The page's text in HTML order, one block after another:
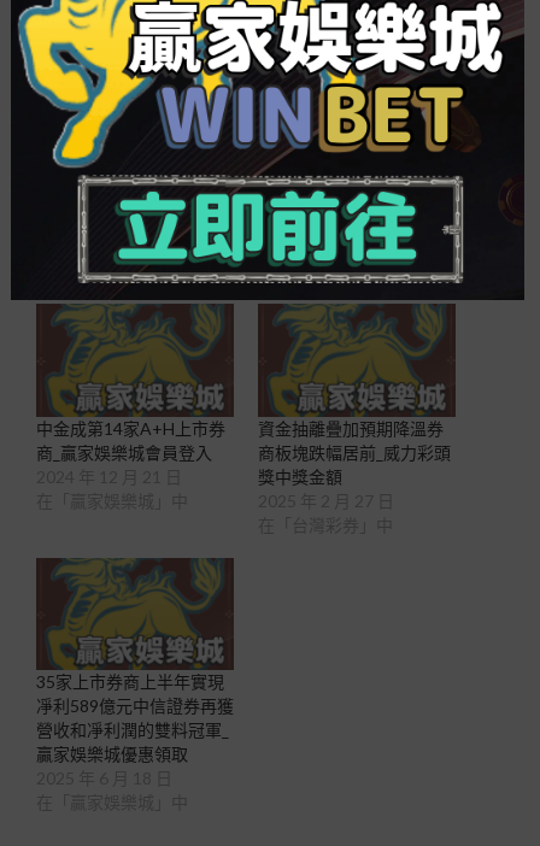
券商股大漲后，或是大盤指數的上漲。 此外，
券商轉型財富控制，加上強力投入金融科技賦能，
業台灣彩劵績預期更是向好。財富控制轉型預期向
好的機構顯著受到資本
539開獎號碼 青睞，例如東方
證券等個股漲勢如虹，8月2日至8月25日漲跌幅過
份58，最新股價為1726元股。
中金成第14家A+H上市券
商_贏家娛樂城會員登入
資金抽離疊加預期降溫券
商板塊跌幅居前_威力彩頭
獎中獎金額
35家上市券商上半年實現
凈利589億元中信證券再獲
營收和凈利潤的雙料冠軍_
贏家娛樂城優惠領取